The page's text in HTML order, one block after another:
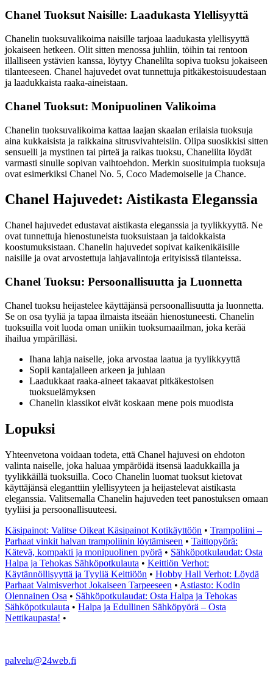
Chanel Tuoksut Naisille: Laadukasta Ylellisyyttä
Chanelin tuoksuvalikoima naisille tarjoaa laadukasta ylellisyyttä
jokaiseen hetkeen. Olit sitten menossa juhliin, töihin tai rentoon
illalliseen ystävien kanssa, löytyy Chanelilta sopiva tuoksu jokaiseen
tilanteeseen. Chanel hajuvedet ovat tunnettuja pitkäkestoisuudestaan
ja laadukkaista raaka-aineistaan.
Chanel Tuoksut: Monipuolinen Valikoima
Chanelin tuoksuvalikoima kattaa laajan skaalan erilaisia tuoksuja
aina kukkaisista ja raikkaina sitrusvivahteisiin. Olipa suosikkisi sitten
sensuelli ja mystinen tai pirteä ja raikas tuoksu, Chanelilta löydät
varmasti sinulle sopivan vaihtoehdon. Merkin suosituimpia tuoksuja
ovat esimerkiksi Chanel No. 5, Coco Mademoiselle ja Chance.
Chanel Hajuvedet: Aistikasta Eleganssia
Chanel hajuvedet edustavat aistikasta eleganssia ja tyylikkyyttä. Ne
ovat tunnettuja hienostuneista tuoksuistaan ja taidokkaista
koostumuksistaan. Chanelin hajuvedet sopivat kaikenikäisille
naisille ja ovat arvostettuja lahjavalintoja erityisissä tilanteissa.
Chanel Tuoksu: Persoonallisuutta ja Luonnetta
Chanel tuoksu heijastelee käyttäjänsä persoonallisuutta ja luonnetta.
Se on osa tyyliä ja tapaa ilmaista itseään hienostuneesti. Chanelin
tuoksuilla voit luoda oman uniikin tuoksumaailman, joka kerää
ihailua ympärilläsi.
Ihana lahja naiselle, joka arvostaa laatua ja tyylikkyyttä
Sopii kantajalleen arkeen ja juhlaan
Laadukkaat raaka-aineet takaavat pitkäkestoisen
tuoksuelämyksen
Chanelin klassikot eivät koskaan mene pois muodista
Lopuksi
Yhteenvetona voidaan todeta, että Chanel hajuvesi on ehdoton
valinta naiselle, joka haluaa ympäröidä itsensä laadukkailla ja
tyylikkäillä tuoksuilla. Coco Chanelin luomat tuoksut kietovat
käyttäjänsä eleganttiin ylellisyyteen ja heijastelevat aistikasta
eleganssia. Valitsemalla Chanelin hajuveden teet panostuksen omaan
tyyliisi ja persoonallisuuteesi.
Käsipainot: Valitse Oikeat Käsipainot Kotikäyttöön • Trampoliini –
Parhaat vinkit halvan trampoliinin löytämiseen • Taittopyörä:
Kätevä, kompakti ja monipuolinen pyörä • Sähköpotkulaudat: Osta
Halpa ja Tehokas Sähköpotkulauta • Keittiön Verhot:
Käytännöllisyyttä ja Tyyliä Keittiöön • Hobby Hall Verhot: Löydä
Parhaat Valmisverhot Jokaiseen Tarpeeseen • Astiasto: Kodin
Olennainen Osa • Sähköpotkulaudat: Osta Halpa ja Tehokas
Sähköpotkulauta • Halpa ja Edullinen Sähköpyörä – Osta
Nettikaupasta! •
palvelu@24web.fi